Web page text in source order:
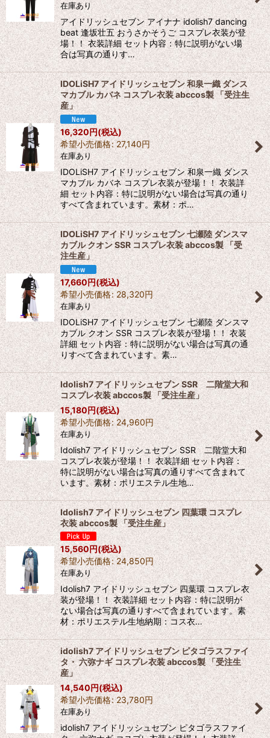
在庫あり
アイドリッシュセブン アイナナ idolish7 dancing
beat 逢坂壮五 おうさかそうご コスプレ衣装が登
場！！ 衣装詳細 セット内容：特に説明がない場
合は写真の通りす…
IDOLiSH7 アイドリッシュセブン 和泉一織 ダンス
マカブル カバネ コスプレ衣装 abccos製 「受注生
産」
16,320円(税込)
希望小売価格: 27,140円
在庫あり
IDOLiSH7 アイドリッシュセブン 和泉一織 ダンス
マカブル カバネ コスプレ衣装が登場！！ 衣装詳
細 セット内容：特に説明がない場合は写真の通り
すべて含まれています。素材：ポ…
IDOLiSH7 アイドリッシュセブン 七瀬陸 ダンスマ
カブル クオン SSR コスプレ衣装 abccos製 「受
注生産」
17,660円(税込)
希望小売価格: 28,320円
在庫あり
IDOLiSH7 アイドリッシュセブン 七瀬陸 ダンスマ
カブル クオン SSR コスプレ衣装が登場！！ 衣装
詳細 セット内容：特に説明がない場合は写真の通
りすべて含まれています。素…
Idolish7 アイドリッシュセブン SSR 二階堂大和
コスプレ衣装 abccos製 「受注生産」
15,180円(税込)
希望小売価格: 24,960円
在庫あり
Idolish7 アイドリッシュセブン SSR 二階堂大和
コスプレ衣装が登場！！ 衣装詳細 セット内容：
特に説明がない場合は写真の通りすべて含まれて
います。素材：ポリエステル生地…
Idolish7 アイドリッシュセブン 四葉環 コスプレ
衣装 abccos製 「受注生産」
15,560円(税込)
希望小売価格: 24,850円
在庫あり
Idolish7 アイドリッシュセブン 四葉環 コスプレ衣
装が登場！！ 衣装詳細 セット内容：特に説明が
ない場合は写真の通りすべて含まれています。素
材：ポリエステル生地納期：コス衣…
idolish7 アイドリッシュセブン ピタゴラスファイ
タ・ 六弥ナギ コスプレ衣装 abccos製 「受注生
産」
14,540円(税込)
希望小売価格: 23,780円
在庫あり
idolish7 アイドリッシュセブン ピタゴラスファイ